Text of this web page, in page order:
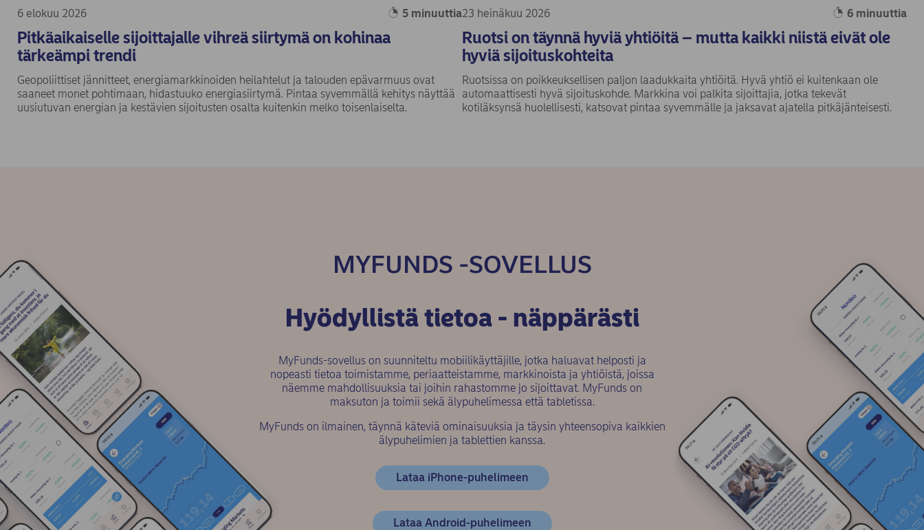
6 elokuu 2026 5 minuuttia
Pitkäaikaiselle sijoittajalle vihreä siirtymä on kohinaa
tärkeämpi trendi
Geopoliittiset jännitteet, energiamarkkinoiden heilahtelut ja talouden epävarmuus ovat
saaneet monet pohtimaan, hidastuuko energiasiirtymä. Pintaa syvemmällä kehitys näyttää
uusiutuvan energian ja kestävien sijoitusten osalta kuitenkin melko toisenlaiselta.
23 heinäkuu 2026 6 minuuttia
Ruotsi on täynnä hyviä yhtiöitä – mutta kaikki niistä eivät ole
hyviä sijoituskohteita
Ruotsissa on poikkeuksellisen paljon laadukkaita yhtiöitä. Hyvä yhtiö ei kuitenkaan ole
automaattisesti hyvä sijoituskohde. Markkina voi palkita sijoittajia, jotka tekevät
kotiläksynsä huolellisesti, katsovat pintaa syvemmälle ja jaksavat ajatella pitkäjänteisesti.
MYFUNDS -SOVELLUS
Hyödyllistä tietoa - näppärästi
MyFunds-sovellus on suunniteltu mobiilikäyttäjille, jotka haluavat helposti ja
nopeasti tietoa toimistamme, periaatteistamme, markkinoista ja yhtiöistä, joissa
näemme mahdollisuuksia tai joihin rahastomme jo sijoittavat. MyFunds on
maksuton ja toimii sekä älypuhelimessa että tabletissa.
MyFunds on ilmainen, täynnä käteviä ominaisuuksia ja täysin yhteensopiva kaikkien
älypuhelimien ja tablettien kanssa.
Lataa iPhone-puhelimeen(opens in new window)
Lataa Android-puhelimeen(opens in new window)